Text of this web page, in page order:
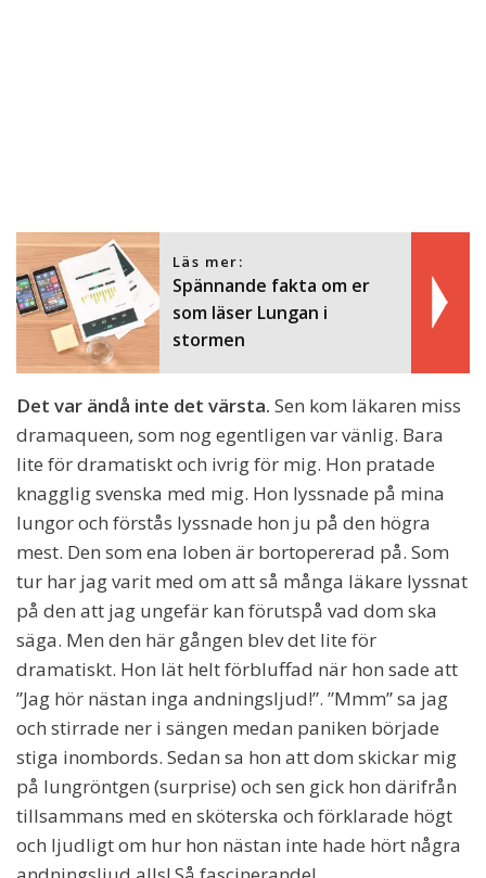
Läs mer:
Spännande fakta om er
som läser Lungan i
stormen
Det var ändå inte det värsta. Sen kom läkaren miss
dramaqueen, som nog egentligen var vänlig. Bara
lite för dramatiskt och ivrig för mig. Hon pratade
knagglig svenska med mig. Hon lyssnade på mina
lungor och förstås lyssnade hon ju på den högra
mest. Den som ena loben är bortopererad på. Som
tur har jag varit med om att så många läkare lyssnat
på den att jag ungefär kan förutspå vad dom ska
säga. Men den här gången blev det lite för
dramatiskt. Hon lät helt förbluffad när hon sade att
”Jag hör nästan inga andningsljud!”. ”Mmm” sa jag
och stirrade ner i sängen medan paniken började
stiga inombords. Sedan sa hon att dom skickar mig
på lungröntgen (surprise) och sen gick hon därifrån
tillsammans med en sköterska och förklarade högt
och ljudligt om hur hon nästan inte hade hört några